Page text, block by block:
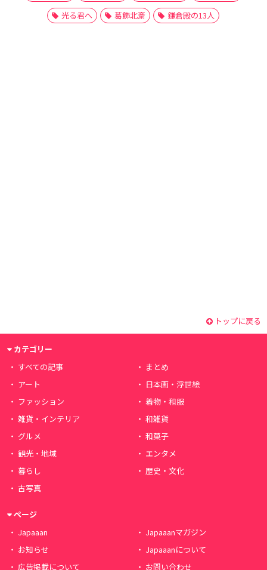
光る君へ
葛飾北斎 鎌倉殿の13人
トップに戻る
カテゴリー
すべての記事
まとめ
アート
日本画・浮世絵
ファッション
着物・和服
雑貨・インテリア
和雑貨
グルメ
和菓子
観光・地域
エンタメ
暮らし
歴史・文化
古写真
ページ
Japaaan
Japaaanマガジン
お知らせ
Japaaanについて
広告掲載について
お問い合わせ